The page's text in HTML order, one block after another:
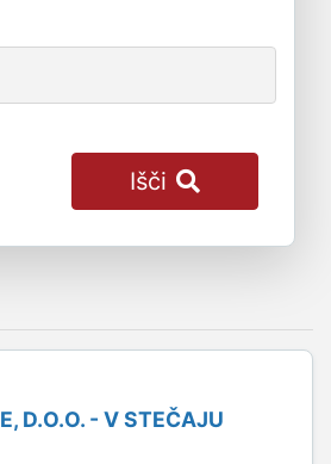
Išči
D.O.O. - V STEČAJU